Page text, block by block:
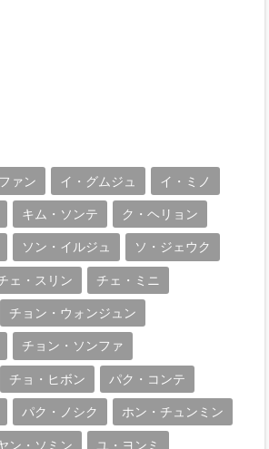
ァン イ・グムジュ イ・ミノ
キム・ソンテ ク・ヘリョン
ソン・イルジュ ソ・ジェウク
ェ・スリン チェ・ミニ
チョン・ウォンジュン
チョン・ソンファ
チョ・ヒボン パク・コンテ
パク・ノシク ホン・チュンミン
ン・ソミン ユ・ヨンミ